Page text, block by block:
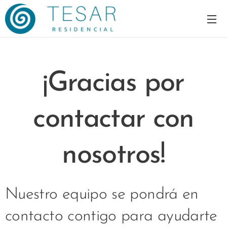
¡Gracias por
contactar con
nosotros!
Nuestro equipo se pondrá en
contacto contigo para ayudarte